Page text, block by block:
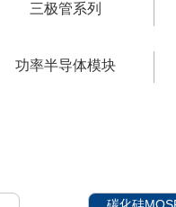
三极管系列
功率半导体模块
碳化硅